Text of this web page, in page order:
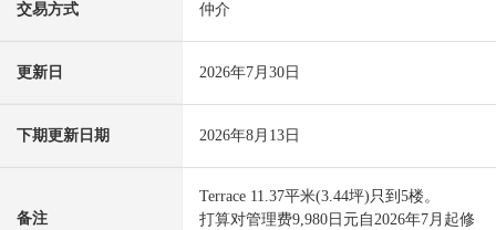
交易方式 仲介
更新日 2026年7月30日
下期更新日期 2026年8月13日
备注
Terrace 11.37平米(3.44坪)只到5楼。
打算对管理费9,980日元自2026年7月起修